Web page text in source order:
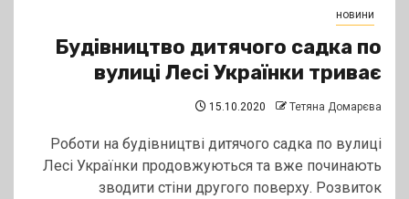
новини
Будівництво дитячого садка по
вулиці Лесі Українки триває
15.10.2020 Тетяна Домарєва
Роботи на будівництві дитячого садка по вулиці
Лесі Українки продовжуються та вже починають
зводити стіни другого поверху. Розвиток